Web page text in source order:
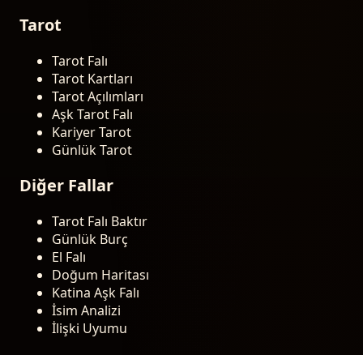
Tarot
Tarot Falı
Tarot Kartları
Tarot Açılımları
Aşk Tarot Falı
Kariyer Tarot
Günlük Tarot
Diğer Fallar
Tarot Falı Baktır
Günlük Burç
El Falı
Doğum Haritası
Katina Aşk Falı
İsim Analizi
İlişki Uyumu